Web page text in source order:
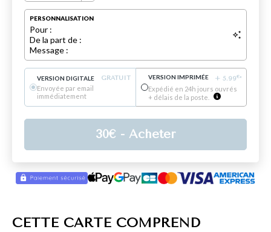
PERSONNALISATION
Pour :
De la part de :
Message :
VERSION DIGITALE GRATUIT
Envoyée par email
immédiatement
VERSION IMPRIMÉE + 5.99€*
Expédié en 24h jours ouvrés
+ délais de la poste.
30€ - Acheter
CETTE CARTE COMPREND